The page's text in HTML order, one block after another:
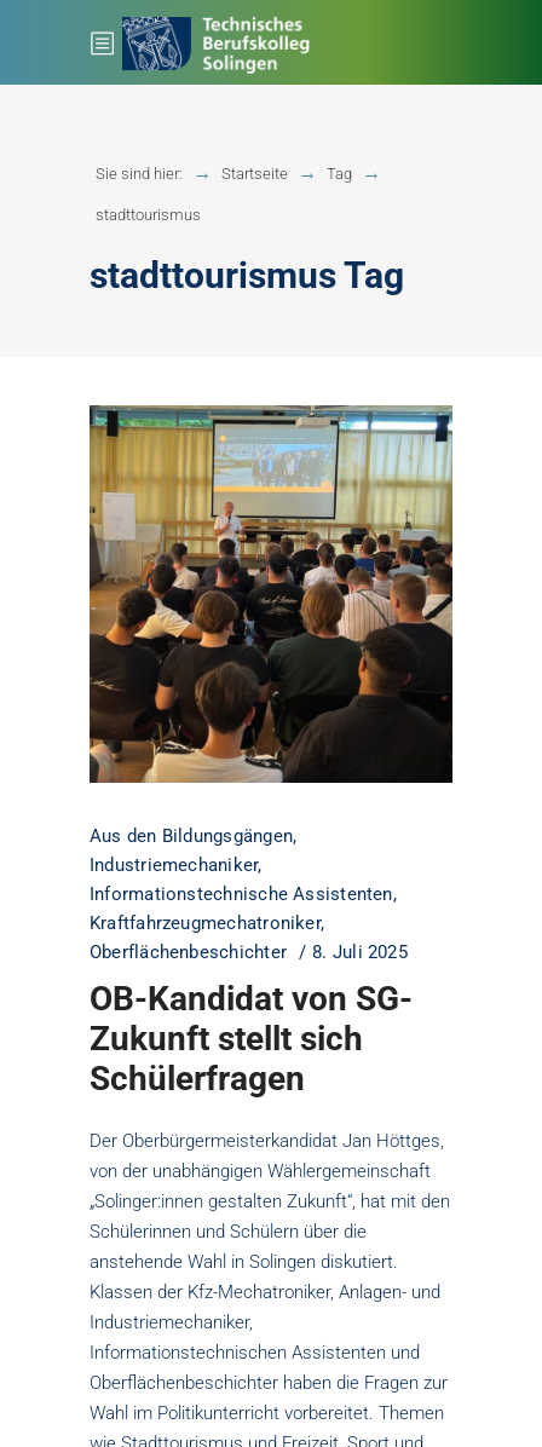
Sie sind hier: Startseite Tag
stadttourismus
stadttourismus Tag
Aus den Bildungsgängen,
Industriemechaniker,
Informationstechnische Assistenten,
Kraftfahrzeugmechatroniker,
Oberflächenbeschichter
8. Juli 2025
OB-Kandidat von SG-
Zukunft stellt sich
Schülerfragen
Der Oberbürgermeisterkandidat Jan Höttges,
von der unabhängigen Wählergemeinschaft
„Solinger:innen gestalten Zukunft“, hat mit den
Schülerinnen und Schülern über die
anstehende Wahl in Solingen diskutiert.
Klassen der Kfz-Mechatroniker, Anlagen- und
Industriemechaniker,
Informationstechnischen Assistenten und
Oberflächenbeschichter haben die Fragen zur
Wahl im Politikunterricht vorbereitet. Themen